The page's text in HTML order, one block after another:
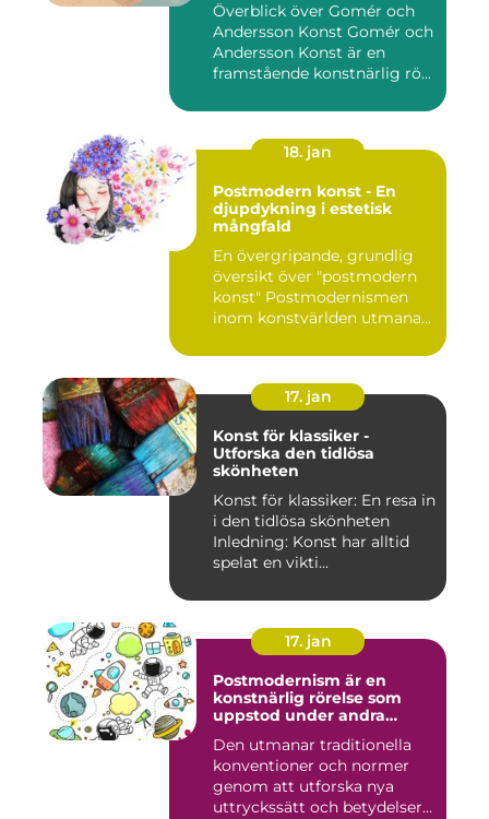
Överblick över Gomér och
Andersson Konst Gomér och
Andersson Konst är en
framstående konstnärlig rö...
18. jan
Postmodern konst - En
djupdykning i estetisk
mångfald
En övergripande, grundlig
översikt över "postmodern
konst" Postmodernismen
inom konstvärlden utmana...
17. jan
Konst för klassiker -
Utforska den tidlösa
skönheten
Konst för klassiker: En resa in
i den tidlösa skönheten
Inledning: Konst har alltid
spelat en vikti...
17. jan
Postmodernism är en
konstnärlig rörelse som
uppstod under andra
fortsätter att påverka
samtida konstvärlden
Den utmanar traditionella
konventioner och normer
genom att utforska nya
uttryckssätt och betydelser...